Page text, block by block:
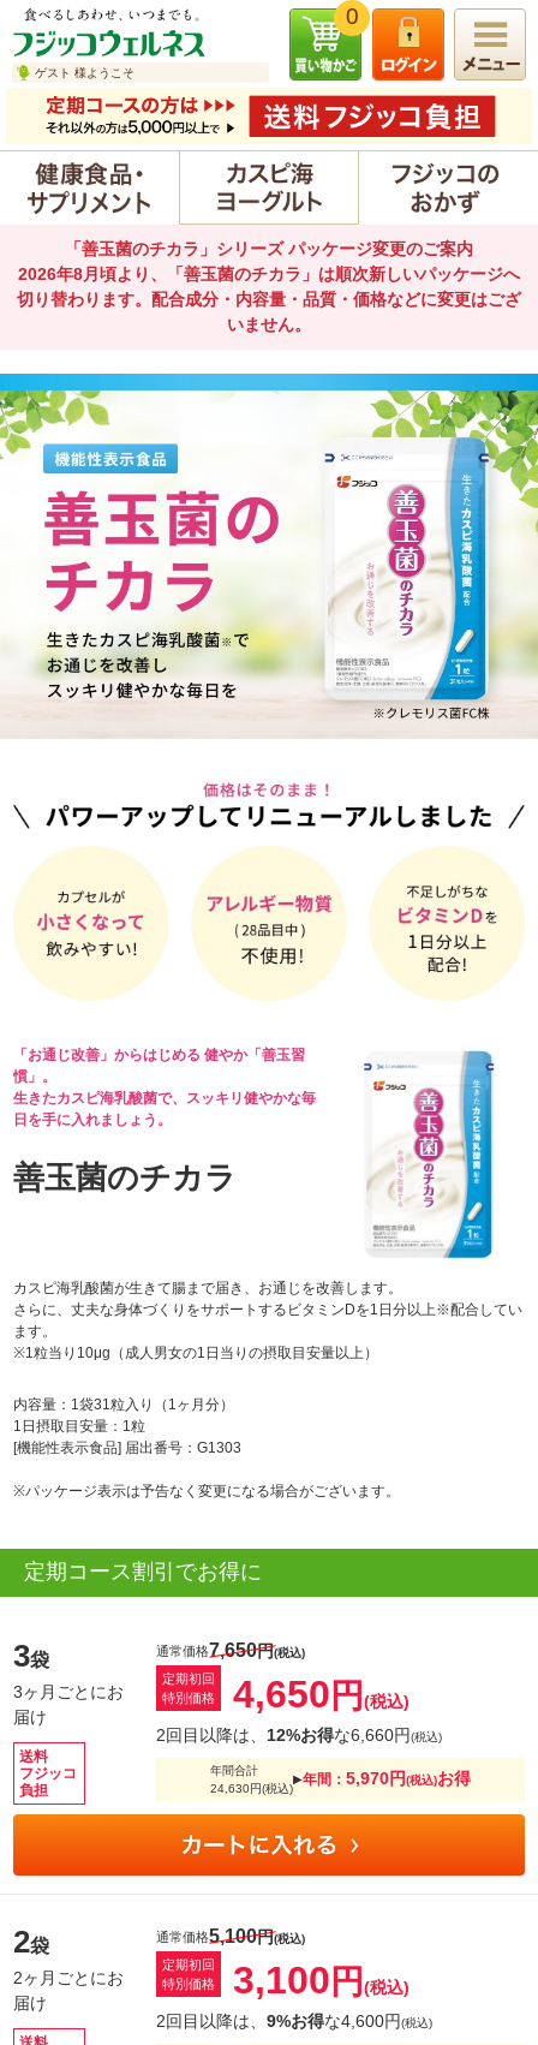
ゲスト 様ようこそ
0
「善玉菌のチカラ」シリーズ パッケージ変更のご案内
2026年8月頃より、「善玉菌のチカラ」は順次新しいパッケージへ
切り替わります。配合成分・内容量・品質・価格などに変更はござ
いません。
「お通じ改善」からはじめる 健やか「善玉習
慣」。
生きたカスピ海乳酸菌で、スッキリ健やかな毎
日を手に入れましょう。
善玉菌のチカラ
カスピ海乳酸菌が生きて腸まで届き、お通じを改善します。
さらに、丈夫な身体づくりをサポートするビタミンDを1日分以上※配合してい
ます。
※1粒当り10μg（成人男女の1日当りの摂取目安量以上）
内容量：1袋31粒入り（1ヶ月分）
1日摂取目安量：1粒
[機能性表示食品] 届出番号：G1303
※パッケージ表示は予告なく変更になる場合がございます。
定期コース割引でお得に
3袋
3ヶ月ごとにお
届け
送料
フジッコ
負担
通常価格7,650円(税込)
定期初回
特別価格
4,650 円(税込)
2回目以降は、 12%お得な6,660円(税込)
年間合計
24,630円(税込)
▶︎年間：5,970円(税込)お得
2袋
2ヶ月ごとにお
届け
通常価格5,100円(税込)
定期初回
特別価格
3,100 円(税込)
2回目以降は、9%お得な4,600円(税込)